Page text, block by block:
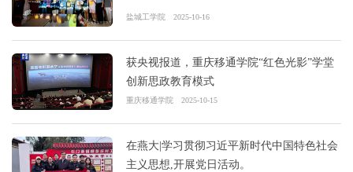
盐城工学院 2025-10-16
获央视报道，重庆移通学院“红色光影”学堂
创新思政教育模式
重庆移通学院 2025-10-15
在燕大|学习贯彻习近平新时代中国特色社会
主义思想,开展党日活动。